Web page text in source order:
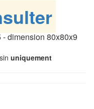
dimension 80x80x9
uniquement